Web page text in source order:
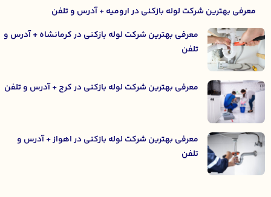
معرفی بهترین شرکت لوله بازکنی در ارومیه + آدرس و تلفن
معرفی بهترین شرکت لوله بازکنی در کرمانشاه + آدرس و
تلفن
معرفی بهترین شرکت لوله بازکنی در کرج + آدرس و تلفن
معرفی بهترین شرکت لوله بازکنی در اهواز + آدرس و
تلفن